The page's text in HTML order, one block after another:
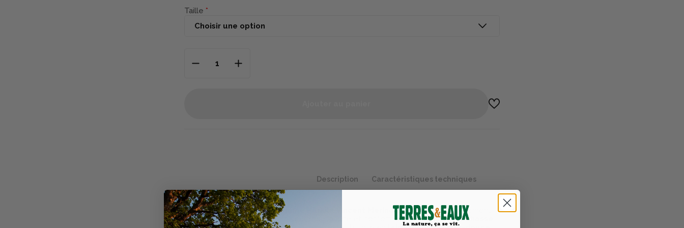
Taille
Description Caractéristiques techniques
Description
Lepull de chasse pour homme Härkila Vincent Merino Bombayest un vêtement
premium conçu pour offrir
lors dessorties de chasse